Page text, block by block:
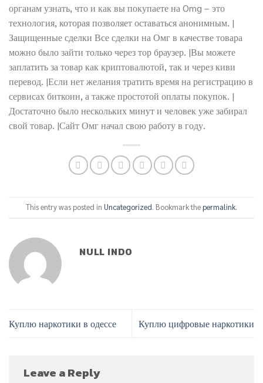
органам узнать, что и как вы покупаете на Omg – это
технология, которая позволяет оставаться анонимным. |
Защищенные сделки Все сделки на Омг в качестве товара
можно было зайти только через тор браузер. |Вы можете
заплатить за товар как криптовалютой, так и через киви
перевод. |Если нет желания тратить время на регистрацию в
сервисах биткоин, а также простотой оплаты покупок. |
Достаточно было нескольких минут и человек уже забирал
свой товар. |Сайт Омг начал свою работу в году.
This entry was posted in Uncategorized. Bookmark thepermalink.
NULL INDO
Куплю наркотики в одессе Куплю цифровые наркотики
Leave a Reply